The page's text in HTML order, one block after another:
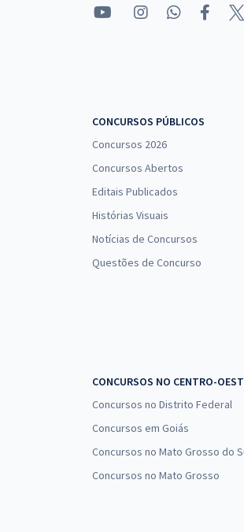
CONCURSOS PÚBLICOS
Concursos 2026
Concursos Abertos
Editais Publicados
Histórias Visuais
Notícias de Concursos
Questões de Concurso
CONCURSOS NO CENTRO-
Concursos no Distrito Federal
Concursos em Goiás
Concursos no Mato Grosso do
Concursos no Mato Grosso